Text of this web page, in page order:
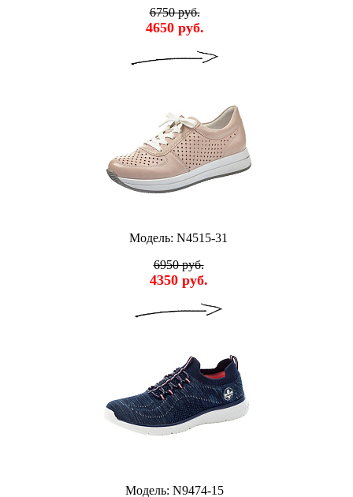
6750 руб.
4650 руб.
Модель: N4515-31
6950 руб.
4350 руб.
Модель: N9474-15